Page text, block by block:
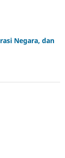
Negara, dan